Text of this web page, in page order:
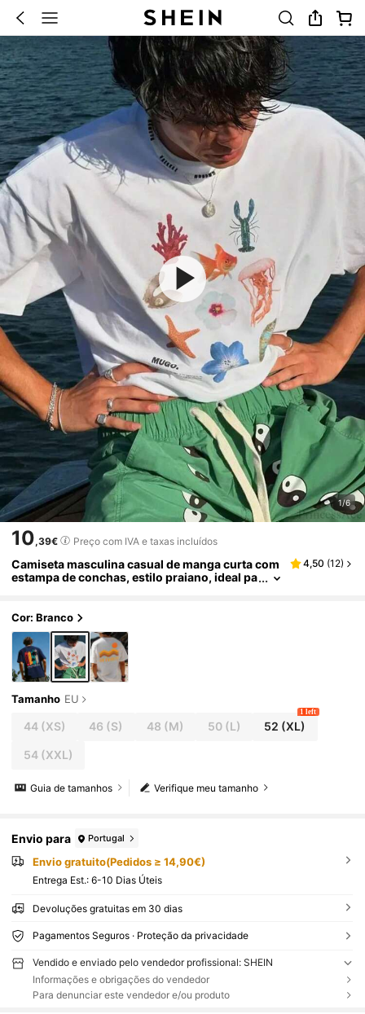
1/6
10,39€ Preço com IVA e taxas incluídos
Camiseta masculina casual de manga curta com
estampa de conchas, estilo praiano, ideal pa
4,50 (12)
Cor: Branco
Tamanho EU
44(XS) 46 (S) 48 (M) 50(L) 52 (XL)
1 left
54(XXL)
Verifique meu tamanho
Guia de tamanhos
Envio para Portugal
Envio gratuito(Pedidos ≥ 14,90€)
Entrega Est.: 6-10 Dias Úteis
Devoluções gratuitas em 30 dias
Pagamentos Seguros · Proteção da privacidade
Vendido e enviado pelo vendedor profissional: SHEIN
Informações e obrigações do vendedor
Para denunciar este vendedor e/ou produto